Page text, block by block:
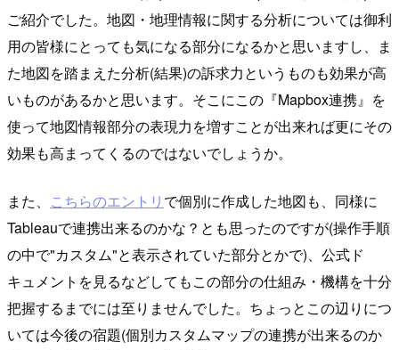
ご紹介でした。地図・地理情報に関する分析については御利
用の皆様にとっても気になる部分になるかと思いますし、ま
た地図を踏まえた分析(結果)の訴求力というものも効果が高
いものがあるかと思います。そこにこの『Mapbox連携』を
使って地図情報部分の表現力を増すことが出来れば更にその
効果も高まってくるのではないでしょうか。
また、 こちらのエントリ で個別に作成した地図も、同様に
Tableauで連携出来るのかな？とも思ったのですが(操作手順
の中で"カスタム"と表示されていた部分とかで)、公式ド
キュメントを見るなどしてもこの部分の仕組み・機構を十分
把握するまでには至りませんでした。ちょっとこの辺りにつ
いては今後の宿題(個別カスタムマップの連携が出来るのか